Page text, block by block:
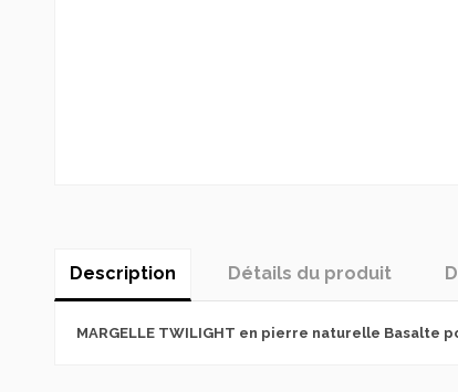
Description Détails du produit
MARGELLE TWILIGHT en pierre naturelle